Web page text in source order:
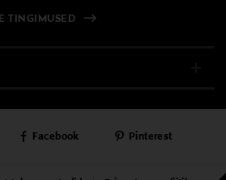
TINGIMUSED
Facebook Pinterest